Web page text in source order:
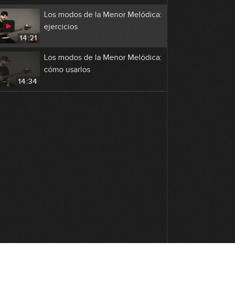
14:21
Los modos de la Menor Melódica:
ejercicios
14:34
Los modos de la Menor Melódica:
cómo usarlos